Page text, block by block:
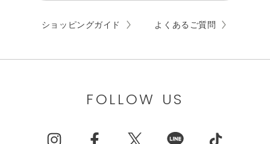
ショッピングガイド よくあるご質問
FOLLOW US